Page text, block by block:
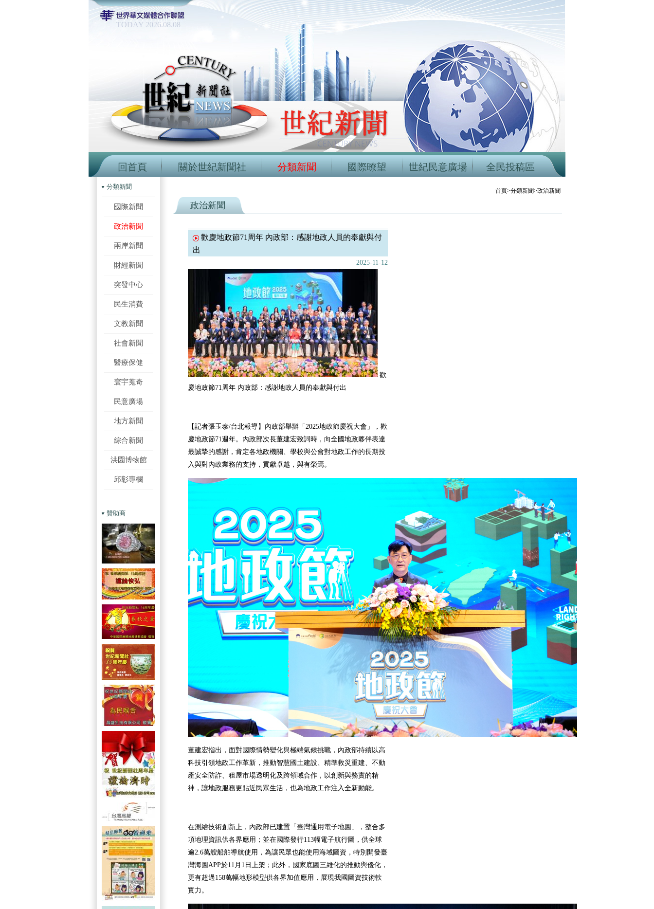
TODAY 2026.08.08
回首頁 關於世紀新聞社 分類新聞 國際暸望 世紀民意廣場 全民投稿區
分類新聞
國際新聞
政治新聞
兩岸新聞
財經新聞
突發中心
民生消費
文教新聞
社會新聞
醫療保健
寰宇蒐奇
民意廣場
地方新聞
綜合新聞
洪園博物館
邱彰專欄
贊助商
首頁>分類新聞>政治新聞
政治新聞
歡慶地政節71周年 內政部：感謝地政人員的奉獻與付
出
2025-11-12
歡
慶地政節71周年 內政部：感謝地政人員的奉獻與付出
【記者張玉泰/台北報導】內政部舉辦「2025地政節慶祝大會」，歡
慶地政節71週年。內政部次長董建宏致詞時，向全國地政夥伴表達
最誠摯的感謝，肯定各地政機關、學校與公會對地政工作的長期投
入與對內政業務的支持，貢獻卓越，與有榮焉。
董建宏指出，面對國際情勢變化與極端氣候挑戰，內政部持續以高
科技引領地政工作革新，推動智慧國土建設、精準救災重建、不動
產安全防詐、租屋市場透明化及跨領域合作，以創新與務實的精
神，讓地政服務更貼近民眾生活，也為地政工作注入全新動能。
在測繪技術創新上，內政部已建置「臺灣通用電子地圖」，整合多
項地理資訊供各界應用；並在國際發行113幅電子航行圖，供全球
逾2.6萬艘船舶導航使用，為讓民眾也能使用海域圖資，特別開發臺
灣海圖APP於11月1日上架；此外，國家底圖三維化的推動與優化，
更有超過158萬幅地形模型供各界加值應用，展現我國圖資技術軟
實力。